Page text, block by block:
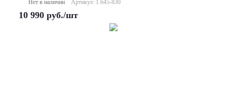
Нет в наличии Артикул: 1.645-830
10 990 руб./шт